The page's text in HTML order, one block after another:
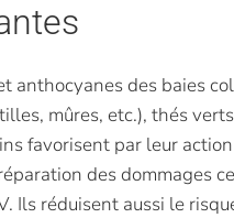
anthocyanes des baies
mûres, etc.), thés
favorisent par leur action
des dommages
Ils réduisent aussi le